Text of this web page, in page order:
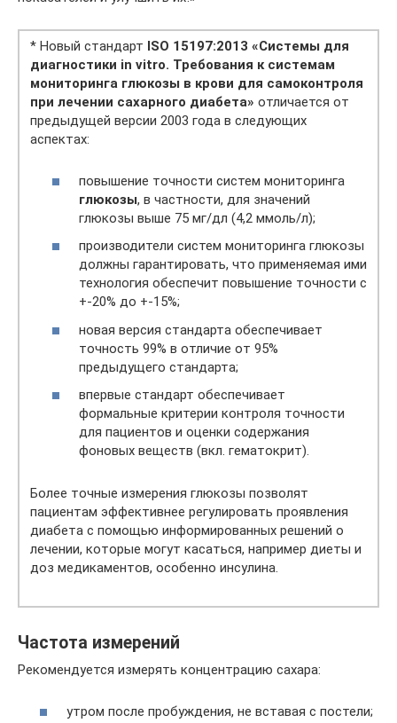
* Новый стандарт ISO 15197:2013 «Системы для
диагностики in vitro. Требования к системам
мониторинга глюкозы в крови для самоконтроля
при лечении сахарного диабета» отличается от
предыдущей версии 2003 года в следующих
аспектах:
повышение точности систем мониторинга
глюкозы, в частности, для значений
глюкозы выше 75 мг/дл (4,2 ммоль/л);
производители систем мониторинга глюкозы
должны гарантировать, что применяемая ими
технология обеспечит повышение точности с
+-20% до +-15%;
новая версия стандарта обеспечивает
точность 99% в отличие от 95%
предыдущего стандарта;
впервые стандарт обеспечивает
формальные критерии контроля точности
для пациентов и оценки содержания
фоновых веществ (вкл. гематокрит).
Более точные измерения глюкозы позволят
пациентам эффективнее регулировать проявления
диабета с помощью информированных решений о
лечении, которые могут касаться, например диеты и
доз медикаментов, особенно инсулина.
Частота измерений
Рекомендуется измерять концентрацию сахара:
утром после пробуждения, не вставая с постели;